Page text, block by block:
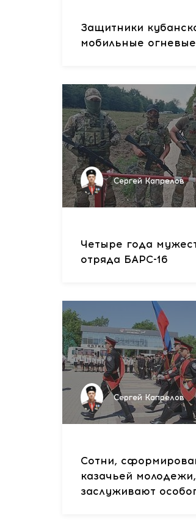
Защитники
мобильные
Сергей Капрелов
Четыре года
отряда БАРС-16
Сергей Капрелов
Сотни,
казачьей молодежи,
заслуживают